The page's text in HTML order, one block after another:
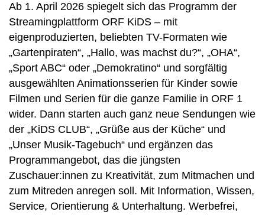
Ab 1. April 2026 spiegelt sich das Programm der
Streamingplattform ORF KiDS – mit
eigenproduzierten, beliebten TV-Formaten wie
„Gartenpiraten“, „Hallo, was machst du?“, „OHA“,
„Sport ABC“ oder „Demokratino“ und sorgfältig
ausgewählten Animationsserien für Kinder sowie
Filmen und Serien für die ganze Familie in ORF 1
wider. Dann starten auch ganz neue Sendungen wie
der „KiDS CLUB“, „Grüße aus der Küche“ und
„Unser Musik-Tagebuch“ und ergänzen das
Programmangebot, das die jüngsten
Zuschauer:innen zu Kreativität, zum Mitmachen und
zum Mitreden anregen soll. Mit Information, Wissen,
Service, Orientierung & Unterhaltung. Werbefrei,